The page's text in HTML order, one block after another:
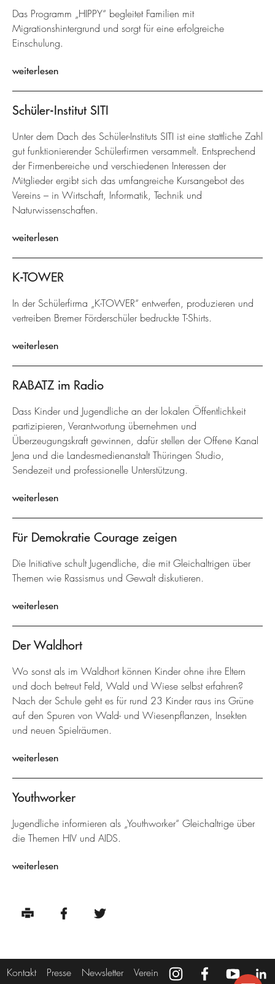
Das Programm „HIPPY“ begleitet Familien mit
Migrationshintergrund und sorgt für eine erfolgreiche
Einschulung.
weiterlesen
Schüler-Institut SITI
Unter dem Dach des Schüler-Instituts SITI ist eine stattliche Zahl
gut funktionierender Schülerfirmen versammelt. Entsprechend
der Firmenbereiche und verschiedenen Interessen der
Mitglieder ergibt sich das umfangreiche Kursangebot des
Vereins – in Wirtschaft, Informatik, Technik und
Naturwissenschaften.
weiterlesen
K-TOWER
In der Schülerfirma „K-TOWER“ entwerfen, produzieren und
vertreiben Bremer Förderschüler bedruckte T-Shirts.
weiterlesen
RABATZ im Radio
Dass Kinder und Jugendliche an der lokalen Öffentlichkeit
partizipieren, Verantwortung übernehmen und
Überzeugungskraft gewinnen, dafür stellen der Offene Kanal
Jena und die Landesmedienanstalt Thüringen Studio,
Sendezeit und professionelle Unterstützung.
weiterlesen
Für Demokratie Courage zeigen
Die Initiative schult Jugendliche, die mit Gleichaltrigen über
Themen wie Rassismus und Gewalt diskutieren.
weiterlesen
Der Waldhort
Wo sonst als im Waldhort können Kinder ohne ihre Eltern
und doch betreut Feld, Wald und Wiese selbst erfahren?
Nach der Schule geht es für rund 23 Kinder raus ins Grüne
auf den Spuren von Wald- und Wiesenpflanzen, Insekten
und neuen Spielräumen.
weiterlesen
Youthworker
Jugendliche informieren als „Youthworker“ Gleichaltrige über
die Themen HIV und AIDS.
weiterlesen
Kontakt Presse Newsletter Verein